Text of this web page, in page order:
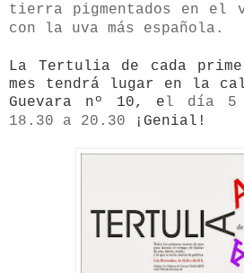
tierra pigmentados en el
con la uva más española.
La Tertulia de cada
mes tendrá lugar en la
Guevara nº 10, el día 5
18.30 a 20.30
¡Genial!